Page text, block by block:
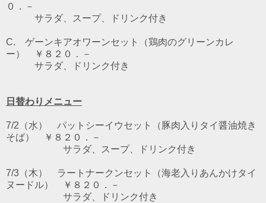
０．－
サラダ、スープ、ドリンク付き
C. ゲーンキアオワーンセット（鶏肉のグリーンカレ
ー） ￥８２０．－
サラダ、ドリンク付き
日替わりメニュー
7/2（水） パットシーイウセット（豚肉入りタイ醤油焼き
そば） ￥８２０．－
サラダ、スープ、ドリンク付き
7/3（木） ラートナークンセット（海老入りあんかけタイ
ヌードル） ￥８２０．－
サラダ、ドリンク付き